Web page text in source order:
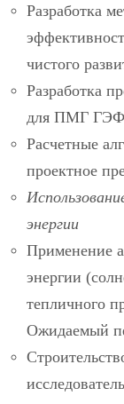
Разработка
чистого
Разработка
для ПМГ ГЭФ
Расчетные
проектное
энергии
Применение
энергии
тепличного
Ожидаемый